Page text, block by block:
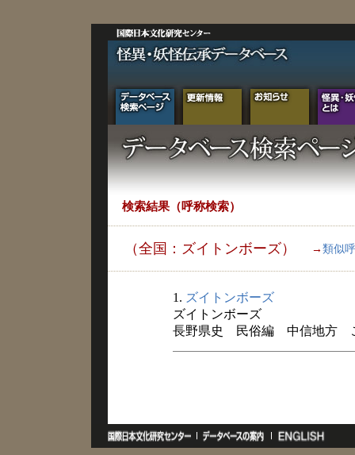
検索結果（呼称検索）
（全国：ズイトンボーズ） → 類似
1. ズイトンボーズ
ズイトンボーズ
長野県史 民俗編 中信地方 こ